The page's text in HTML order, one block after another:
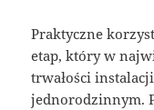
Praktyczne
etap, który w
trwałości
jednorodzinnym.